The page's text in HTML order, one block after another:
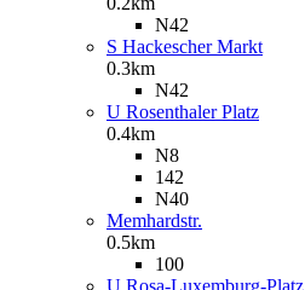
N42
S Hackescher Markt
0.3km
N42
U Rosenthaler Platz
0.4km
N8
142
N40
Memhardstr.
0.5km
100
U Rosa-Luxemburg-Platz